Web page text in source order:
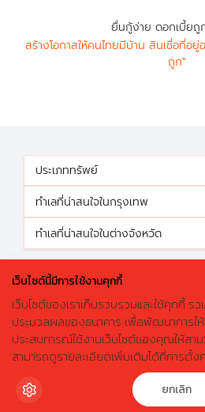
ค้นหาบ้านมือสองธอส.
ลองเปลี่ยนมาใช้ผ่านแอปดูสิ ใช้ง่าย รวด
ยื่นกู้ง่าย ดอกเบี้ย
สร้างโอกาสให้คนไทยมีบ้าน สินเชื่อที่อ
ถูก"
ประเภททรัพย์
ทำเลที่น่าสนใจในกรุงเทพ
ทำเลที่น่าสนใจในต่างจังหวัด
© 2026 GHBhomecenter.com.
ธนาคารอาคารสงเคราะห์ (สำนักงานใหญ่)
กรุงเทพมหานคร
โทรศัพท์: 0-2645-9000 โทรสาร: 0-2645-9001
เว็บไซต์นี้มีการใช้งานคุกกี้
เว็บไซต์ของเราเก็บรวบรวมและใช้คุกกี้
ประมวลผลของธนาคาร เพื่อพัฒนาการใ
ประสบการณ์ใช้งานเว็บไซต์ของคุณให้สา
สามารถดูรายละเอียดเพิ่มเติมได้ที่การตั้ง
ยกเลิก